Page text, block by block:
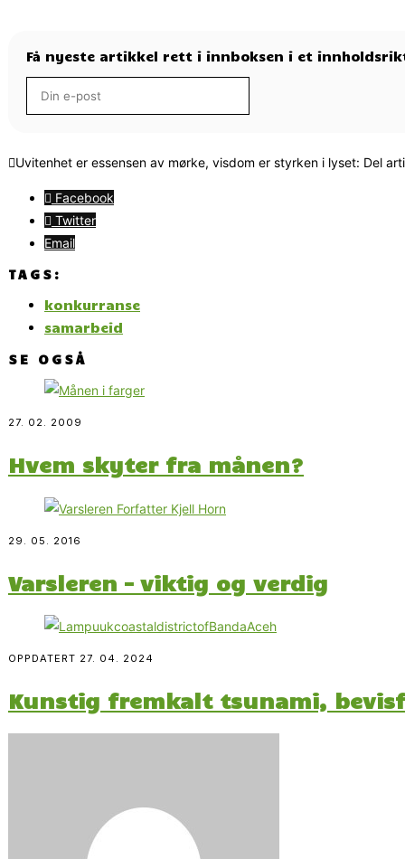
Få nyeste artikkel rett i innboksen i et
Uvitenhet er essensen av mørke, visdom er styrken i lyset: Del
Facebook
Twitter
Email
TAGS:
konkurranse
samarbeid
SE OGSÅ
27. 02. 2009
Hvem skyter fra månen?
29. 05. 2016
Varsleren – viktig og verdig
OPPDATERT 27. 04. 2024
Kunstig fremkalt tsunami,